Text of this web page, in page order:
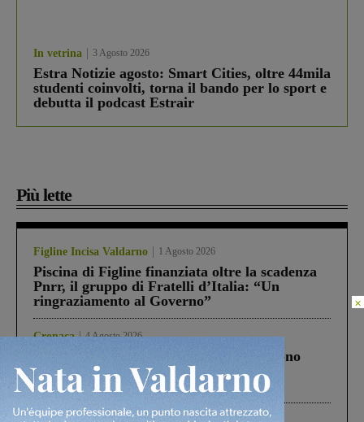
In vetrina 3 Agosto 2026
Estra Notizie agosto: Smart Cities, oltre 44mila
studenti coinvolti, torna il bando per lo sport e
debutta il podcast Estrair
Più lette
Figline Incisa Valdarno 1 Agosto 2026
Piscina di Figline finanziata oltre la scadenza
Pnrr, il gruppo di Fratelli d’Italia: “Un
ringraziamento al Governo”
Cronaca 4 Agosto 2026
Un anno fa la strage in A1 in cui morirono
Gianni, Giulia e Franco. Lo schianto, il
processo, lo stop ai sorpassi fra tir....
×